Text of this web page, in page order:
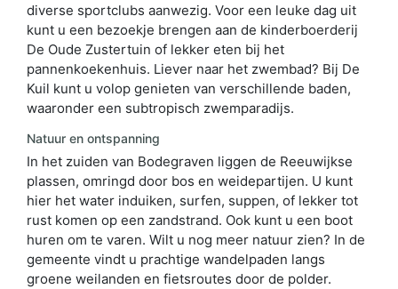
diverse sportclubs aanwezig. Voor een leuke dag uit
kunt u een bezoekje brengen aan de kinderboerderij
De Oude Zustertuin of lekker eten bij het
pannenkoekenhuis. Liever naar het zwembad? Bij De
Kuil kunt u volop genieten van verschillende baden,
waaronder een subtropisch zwemparadijs.
Natuur en ontspanning
In het zuiden van Bodegraven liggen de Reeuwijkse
plassen, omringd door bos en weidepartijen. U kunt
hier het water induiken, surfen, suppen, of lekker tot
rust komen op een zandstrand. Ook kunt u een boot
huren om te varen. Wilt u nog meer natuur zien? In de
gemeente vindt u prachtige wandelpaden langs
groene weilanden en fietsroutes door de polder.